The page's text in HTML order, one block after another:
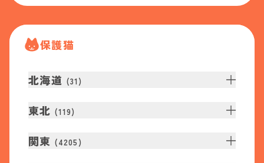
保護猫
北海道 (31 )
東北 (119)
関東 (4205 )